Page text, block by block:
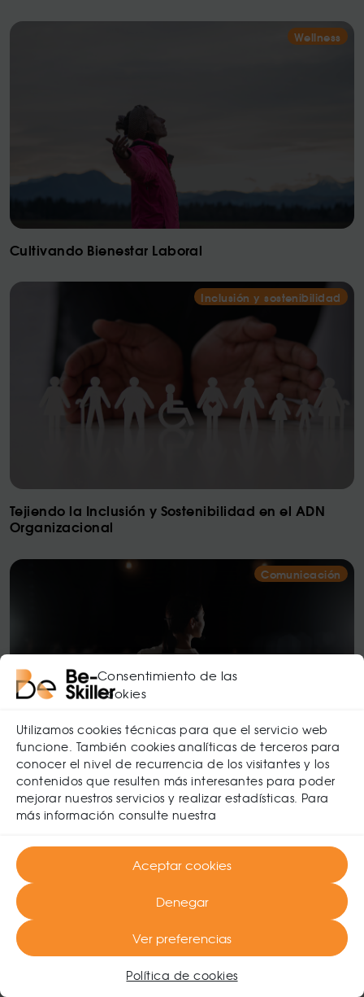
Consentimiento de las
cookies
Utilizamos cookies técnicas para que el servicio web
funcione. También cookies analíticas de terceros para
conocer el nivel de recurrencia de los visitantes y los
contenidos que resulten más interesantes para poder
mejorar nuestros servicios y realizar estadísticas. Para
más información consulte nuestra
Aceptar cookies
Denegar
Ver preferencias
Política de cookies
Wellness
Cultivando Bienestar Laboral
Inclusión y sostenibilidad
Tejiendo la Inclusión y Sostenibilidad en el ADN
Organizacional
Comunicación
Dominando el Arte de la Comunicación en todas
sus formas
Liderazgo